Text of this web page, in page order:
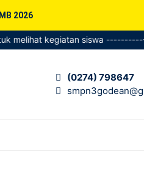
2026
kegiatan siswa
(0274) 798647